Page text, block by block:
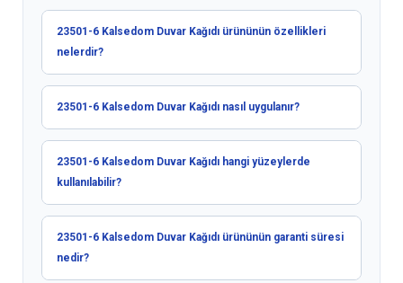
23501-6 Kalsedom Duvar Kağıdı ürününün özellikleri
nelerdir?
23501-6 Kalsedom Duvar Kağıdı nasıl uygulanır?
23501-6 Kalsedom Duvar Kağıdı hangi yüzeylerde
kullanılabilir?
23501-6 Kalsedom Duvar Kağıdı ürününün garanti süresi
nedir?